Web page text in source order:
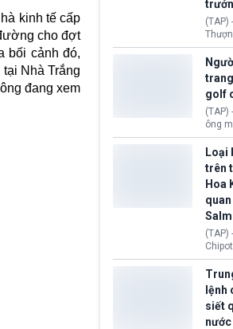
kinh tế cấp
cho đợt
bối cảnh đó,
Nhà Trắng
đang xem
này
chú ý
bão
lượng
có
tác
thống
quốc
(TAP)
qua
Bộ Tư
(DOJ)
ông
nhiều
Cộng
ra
tuyên
phản
được
phiếu.
golf
(TAP)
ông
ngắn
chụp
sân
Golf
ra
thống
thăm
Loại
trên
Hoa
(TAP)
loại
khỏi
trên
Kỳ.
quan
lệnh
siết